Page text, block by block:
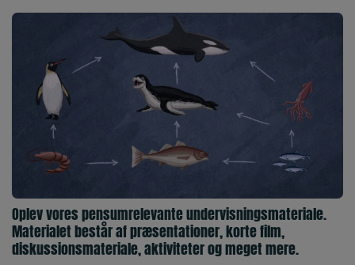
Oplev vores pensumrelevante undervisningsmateriale.
Materialet består af præsentationer, korte film,
diskussionsmateriale, aktiviteter og meget mere.